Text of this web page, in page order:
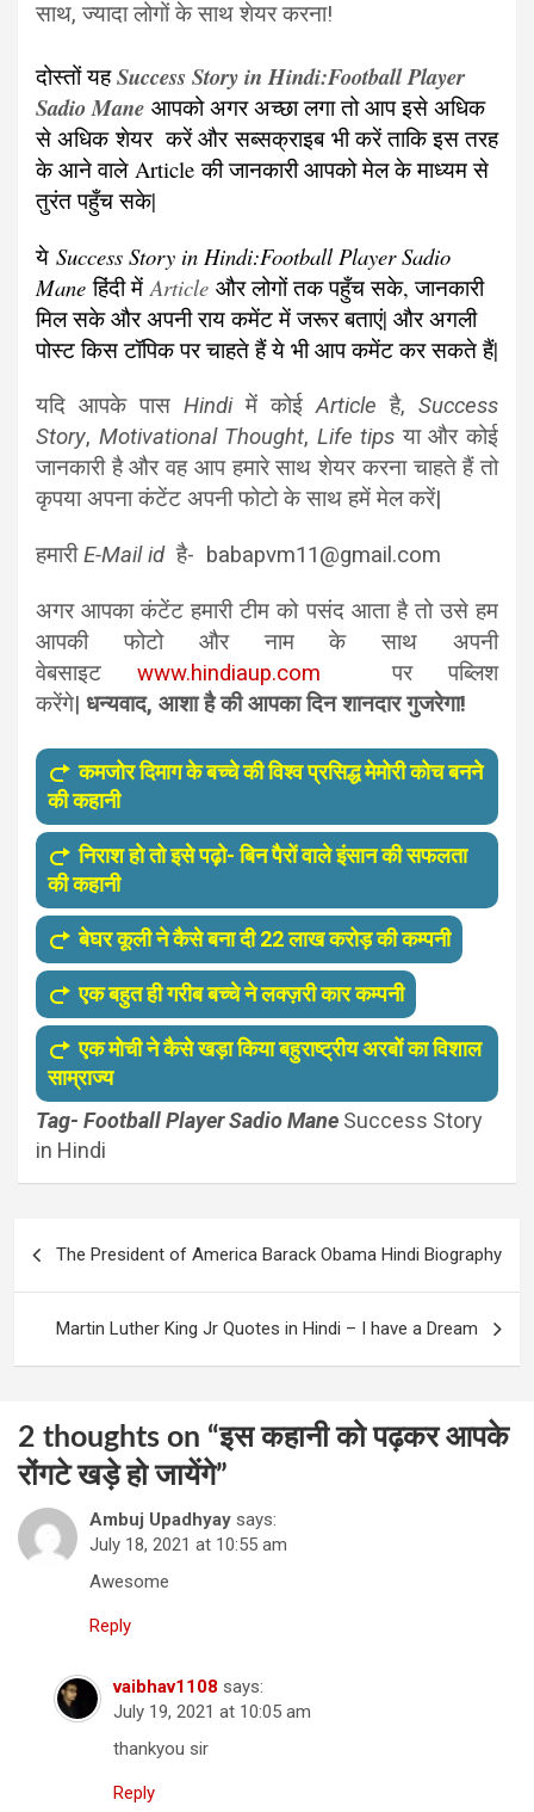
साथ, ज्यादा लोगों के साथ शेयर करना!
दोस्तों यहSuccess Story in Hindi:Football Player
Sadio Mane आपको अगर अच्छा लगा तो आप इसे अधिक
से अधिक शेयर करें और सब्सक्राइब भी करें ताकि इस तरह
के आने वाले Article की जानकारी आपको मेल के माध्यम से
तुरंत पहुँच सके|
ये Success Story in Hindi:Football Player Sadio
Mane हिंदी मेंArticle और लोगों तक पहुँच सके, जानकारी
मिल सके और अपनी राय कमेंट में जरूर बताएं| और अगली
पोस्ट किस टॉपिक पर चाहते हैं ये भी आप कमेंट कर सकते हैं|
यदि आपके पास Hindiमें कोईArticleहै, Success
Story, Motivational Thought, Life tipsया और कोई
जानकारी है और वह आप हमारे साथ शेयर करना चाहते हैं तो
कृपया अपना कंटेंट अपनी फोटो के साथ हमें मेल करें|
हमारीE-Mail idहै- babapvm11@gmail.com
अगर आपका कंटेंट हमारी टीम को पसंद आता है तो उसे हम
आपकी फोटो और नाम के साथ अपनी
वेबसाइट www.hindiaup.com पर पब्लिश
करेंगे| धन्यवाद, आशा है की आपका दिन शानदार गुजरेगा!
कमजोर दिमाग के बच्चे की विश्व प्रसिद्ध मेमोरी कोच बनने
की कहानी
निराश हो तो इसे पढ़ो- बिन पैरों वाले इंसान की सफलता
की कहानी
बेघर कूली ने कैसे बना दी 22 लाख करोड़ की कम्पनी
एक बहुत ही गरीब बच्चे ने लक्ज़री कार कम्पनी
एक मोची ने कैसे खड़ा किया बहुराष्ट्रीय अरबों का विशाल
साम्राज्य
Tag- Football Player Sadio Mane Success Story
in Hindi
The President of America Barack Obama Hindi Biography
Martin Luther King Jr Quotes in Hindi – I have a Dream
2 thoughts on “इस कहानी को पढ़कर आपके
रोंगटे खड़े हो जायेंगे”
Ambuj Upadhyay says:
July 18, 2021 at 10:55 am
Awesome
Reply
vaibhav1108 says:
July 19, 2021 at 10:05 am
thankyou sir
Reply